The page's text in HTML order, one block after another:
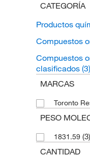
CATEGORÍA
Productos
Compuestos
Compuestos
clasificados (3)
MARCAS
Toronto
PESO
1831.59 (3)
CANTIDAD